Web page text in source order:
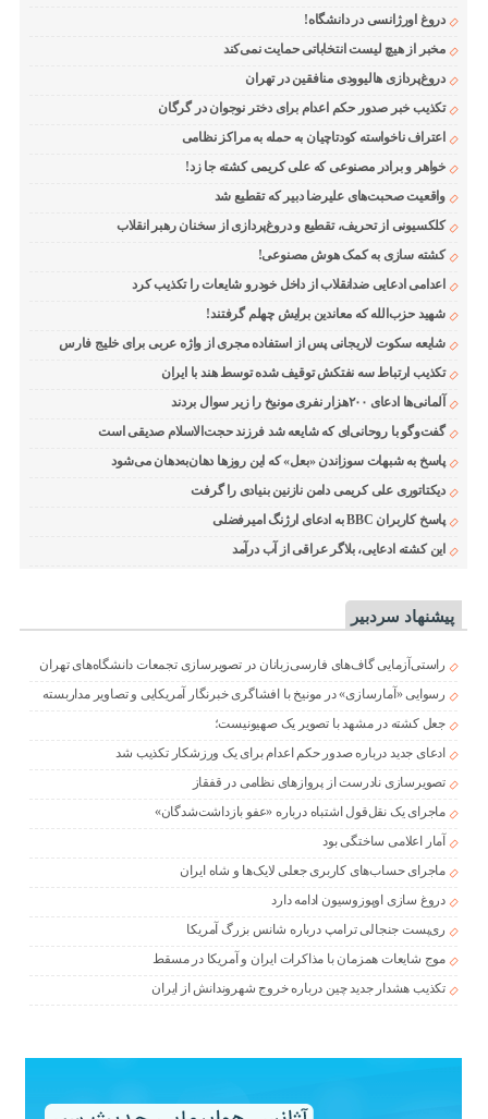
دروغ اورژانسی در دانشگاه!
مخبر از هیچ لیست انتخاباتی حمایت نمی‌کند
دروغ‌پردازی هالیوودی منافقین در تهران
تکذیب خبر صدور حکم اعدام برای دختر نوجوان در گرگان
اعتراف ناخواسته کودتاچیان به حمله به مراکز نظامی
خواهر و برادر مصنوعی که علی کریمی کشته جا زد!
واقعیت صحبت‌های علیرضا دبیر که تقطیع شد
کلکسیونی از تحریف، تقطیع و دروغ‌پردازی از سخنان رهبر انقلاب
کشته سازی به کمک هوش مصنوعی!
اعدامی ادعایی ضدانقلاب از داخل خودرو شایعات را تکذیب کرد
شهید حزب‌الله که معاندین برایش چهلم گرفتند!
شایعه سکوت لاریجانی پس از استفاده مجری از واژه عربی برای خلیج فارس
تکذیب ارتباط سه نفتکش توقیف شده توسط هند با ایران
آلمانی‌ها ادعای ۲۰۰هزار نفری مونیخ را زیر سوال بردند
گفت‌وگو با روحانی‌ای که شایعه شد فرزند حجت‌الاسلام صدیقی است
پاسخ به شبهات سوزاندن «بعل» که این روزها دهان‌به‌دهان می‌شود
دیکتاتوری علی کریمی دامن نازنین بنیادی را گرفت
پاسخ کاربران BBC به ادعای ارژنگ امیرفضلی
این کشته ادعایی، بلاگر عراقی از آب درآمد
پیشنهاد سردبیر
راستی‌آزمایی گاف‌های فارسی‌زبانان در تصویرسازی تجمعات دانشگاه‌های تهران
رسوایی «آمارسازی» در مونیخ با افشاگری خبرنگار آمریکایی و تصاویر مداربسته
جعل کشته در مشهد با تصویر یک صهیونیست؛
ادعای جدید درباره صدور حکم اعدام برای یک ورزشکار تکذیب شد
تصویرسازی نادرست از پروازهای نظامی در قفقاز
ماجرای یک نقل‌قول اشتباه درباره «عفو بازداشت‌شدگان»
آمار اعلامی ساختگی بود
ماجرای حساب‌های کاربری جعلی لایک‌ها و شاه ایران
دروغ سازی اوپوزوسیون ادامه دارد
ری‌پست جنجالی ترامپ درباره شانس بزرگ آمریکا
موج شایعات همزمان با مذاکرات ایران و آمریکا در مسقط
تکذیب هشدار جدید چین درباره خروج شهروندانش از ایران